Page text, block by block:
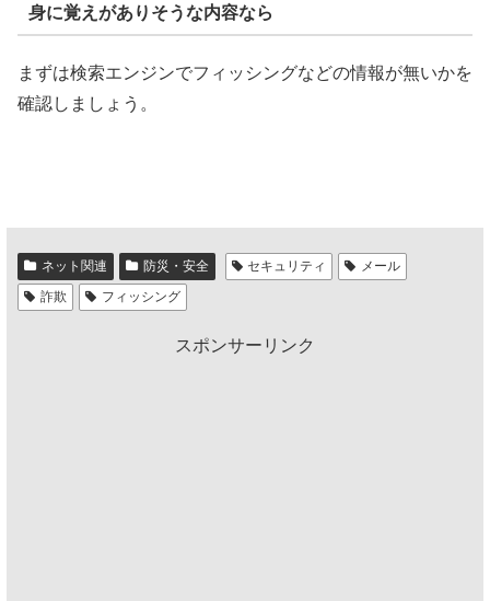
身に覚えがありそうな内容なら
まずは検索エンジンでフィッシングなどの情報が無いかを
確認しましょう。
ネット関連 防災・安全 セキュリティ
メール
詐欺
フィッシング
スポンサーリンク